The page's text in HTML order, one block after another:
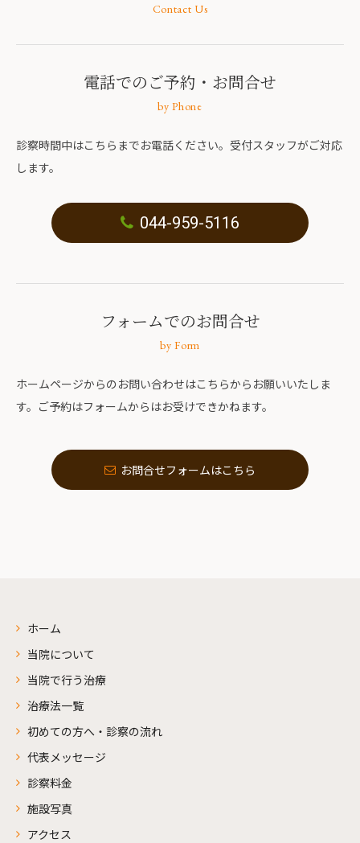
Contact Us
電話でのご予約 ・お問合せ
by Phone
診察時間中はこちらまでお電話ください。受付スタッフがご対応
します。
044-959-5116
フォームでのお問合せ
by Form
ホームページからのお問い合わせはこちらからお願いいたしま
す。ご予約はフォームからはお受けできかねます。
お問合せフォームはこちら
ホーム
当院について
当院で行う治療
治療法一覧
初めての方へ・診察の流れ
代表メッセージ
診察料金
施設写真
アクセス